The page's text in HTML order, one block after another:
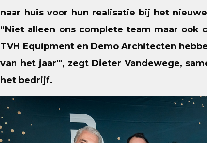
naar huis voor hun realisatie bij het
“Niet alleen ons complete team maar
TVH Equipment en Demo Architecten
van het jaar'", zegt Dieter Vandewege,
het bedrijf.